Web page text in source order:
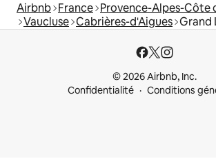
Airbnb France Provence-Alpes-Côte
Vaucluse Cabrières-d'Aigues Grand
© 2026 Airbnb, Inc.
Confidentialité
Conditions